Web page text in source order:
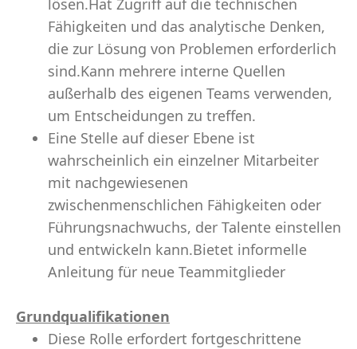
lösen.Hat Zugriff auf die technischen
Fähigkeiten und das analytische Denken,
die zur Lösung von Problemen erforderlich
sind.Kann mehrere interne Quellen
außerhalb des eigenen Teams verwenden,
um Entscheidungen zu treffen.
Eine Stelle auf dieser Ebene ist
wahrscheinlich ein einzelner Mitarbeiter
mit nachgewiesenen
zwischenmenschlichen Fähigkeiten oder
Führungsnachwuchs, der Talente einstellen
und entwickeln kann.Bietet informelle
Anleitung für neue Teammitglieder
Grundqualifikationen
Diese Rolle erfordert fortgeschrittene